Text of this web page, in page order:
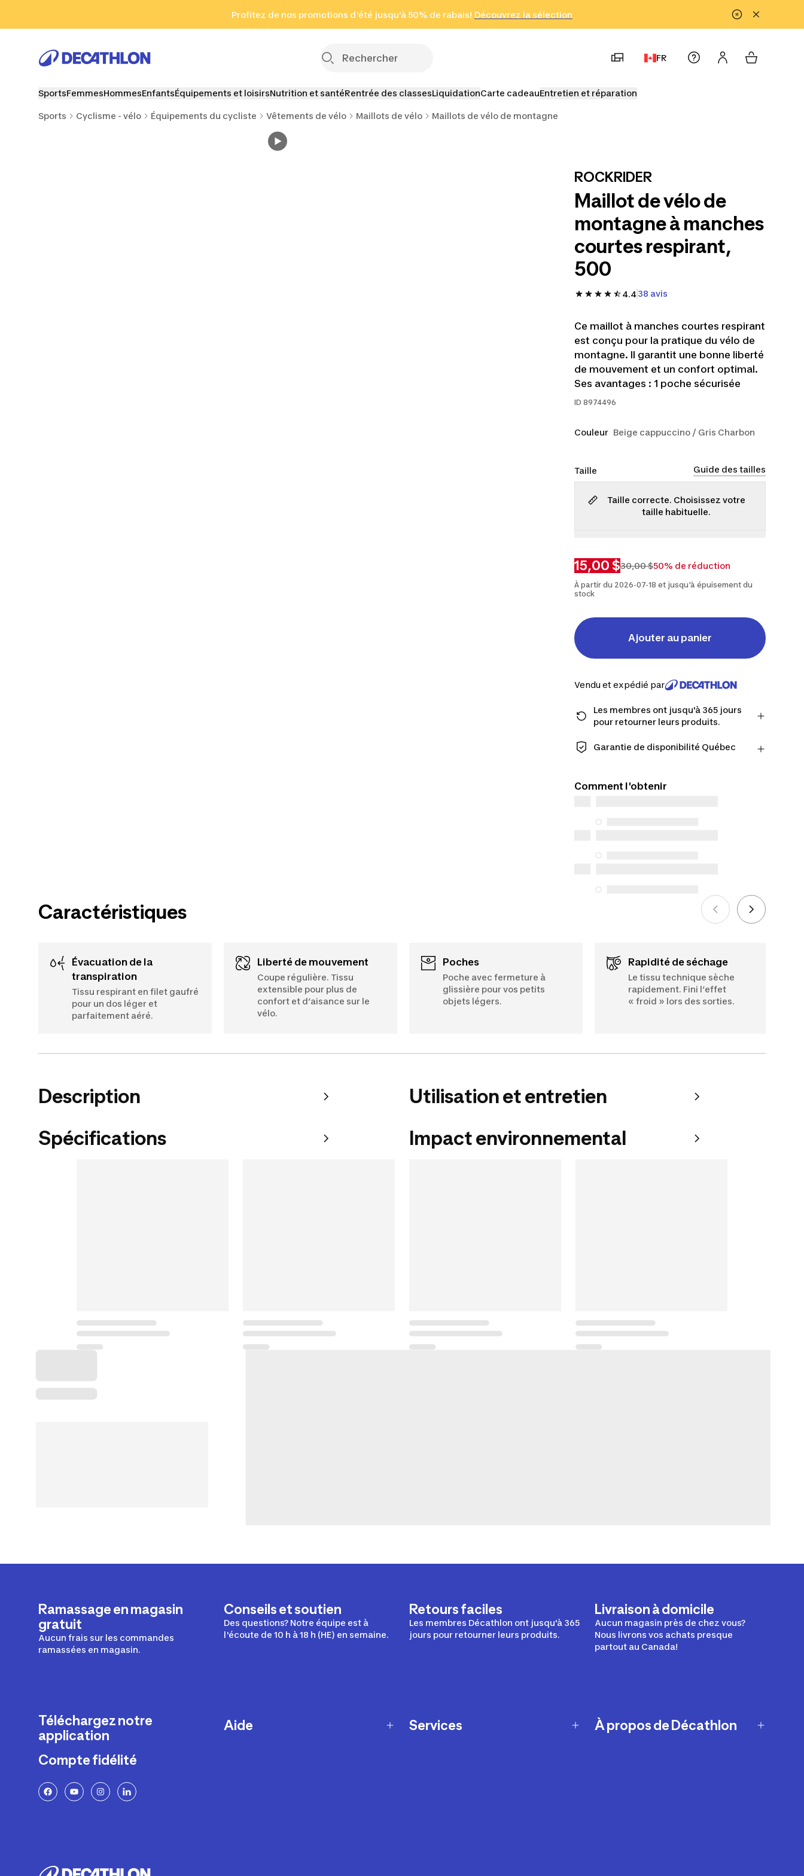
Aller au pied de page
Profitez de nos promotions d'été jusqu'à 50% de rabais! Découvrez la sélection
Cliquez ici
en seulement 2 h!
(Zones sélectionnées)
FR
SportsFemmesHommesEnfantsÉquipements et loisirsNutrition et santéRentrée des classesLiquidationCarte cadeauEntretien et réparation
Sports Cyclisme - vélo Équipements du cycliste Vêtements de vélo Maillots de vélo Maillots de vélo de montagne
ROCKRIDER
Maillot de vélo de
montagne à manches
courtes respirant,
500
4.438 avis
Ce maillot à manches courtes respirant
est conçu pour la pratique du vélo de
montagne. Il garantit une bonne liberté
de mouvement et un confort optimal.
Ses avantages : 1 poche sécurisée
ID 8974496
Couleur Beige cappuccino / Gris Charbon
Taille Guide des tailles
Taille correcte. Choisissez votre
taille habituelle.
15,00 $30,00 $50% de réduction
À partir du 2026-07-18 et jusqu'à épuisement du
stock
Ajouter au panier
Vendu et expédié par
Les membres ont jusqu'à 365 jours
pour retourner leurs produits.
et obtenez plus de temps pour
En savoir plus
Garantie de disponibilité Québec
offre une vaste sélection de services de
effectués à compter du 5 octobre 2025.
Comment l'obtenir
Caractéristiques
Évacuation de la
transpiration
Tissu respirant en filet gaufré
pour un dos léger et
parfaitement aéré.
Liberté de mouvement
Coupe régulière. Tissu
extensible pour plus de
confort et d’aisance sur le
vélo.
Poches
Poche avec fermeture à
glissière pour vos petits
objets légers.
Rapidité de séchage
Le tissu technique sèche
rapidement. Fini l’effet
« froid » lors des sorties.
Description
Spécifications
Utilisation et entretien
Impact environnemental
Ramassage en magasin
gratuit
Aucun frais sur les commandes
ramassées en magasin.
Conseils et soutien
Des questions? Notre équipe est à
l'écoute de 10 h à 18 h (HE) en semaine.
Retours faciles
Les membres Décathlon ont jusqu'à 365
jours pour retourner leurs produits.
Livraison à domicile
Aucun magasin près de chez vous?
Nous livrons vos achats presque
partout au Canada!
Téléchargez notre
application
Compte fidélité
Aide Services À propos de Décathlon